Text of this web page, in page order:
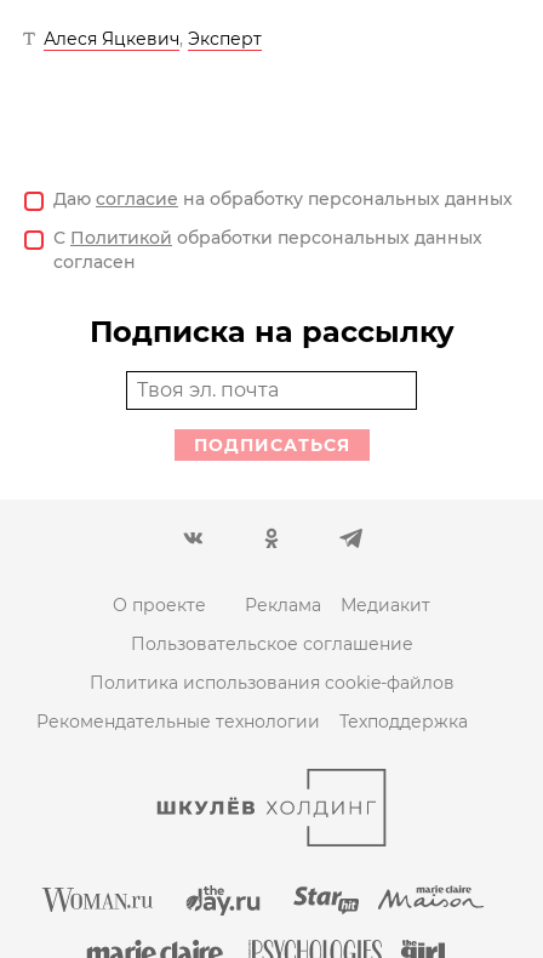
Алеся Яцкевич, Эксперт
Даю согласие на обработку персональных данных
С Политикой обработки персональных данных
согласен
Подписка на рассылку
ПОДПИСАТЬСЯ
О проекте Реклама
Медиакит
Пользовательское соглашение
Политика использования cookie-файлов
Рекомендательные технологии
Техподдержка